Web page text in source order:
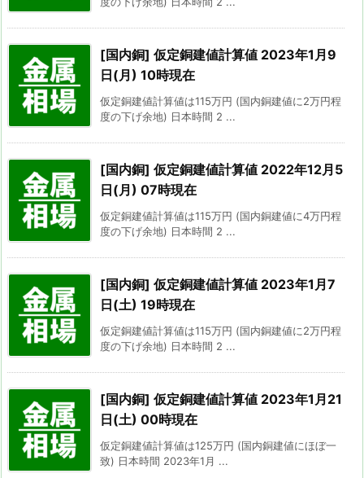
[国内銅] 仮定銅建値計算値 2023年1月9
日(月) 10時現在
仮定銅建値計算値は115万円 (国内銅建値に2万円程
度の下げ余地) 日本時間 2 ...
[国内銅] 仮定銅建値計算値 2022年12月5
日(月) 07時現在
仮定銅建値計算値は115万円 (国内銅建値に4万円程
度の下げ余地) 日本時間 2 ...
[国内銅] 仮定銅建値計算値 2023年1月7
日(土) 19時現在
仮定銅建値計算値は115万円 (国内銅建値に2万円程
度の下げ余地) 日本時間 2 ...
[国内銅] 仮定銅建値計算値 2023年1月21
日(土) 00時現在
仮定銅建値計算値は125万円 (国内銅建値にほぼ一
致) 日本時間 2023年1月 ...